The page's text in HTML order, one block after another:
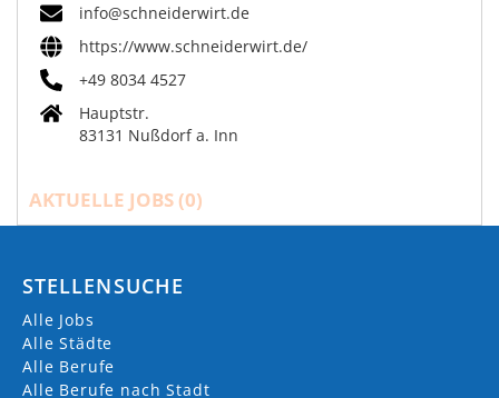
info@schneiderwirt.de
https://www.schneiderwirt.de/
+49 8034 4527
Hauptstr.
83131 Nußdorf a. Inn
AKTUELLE JOBS (0)
STELLENSUCHE
Alle Jobs
Alle Städte
Alle Berufe
Alle Berufe nach Stadt